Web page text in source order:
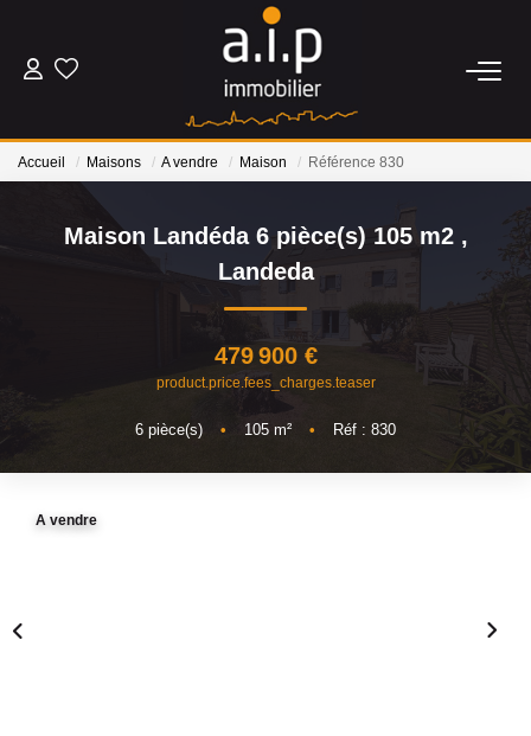
ACHETER
ESTIMER
BIENS VENDUS
Accueil Maisons A vendre Maison Référence 830
Maison Landéda 6 pièce(s) 105 m2 ,
Landeda
479 900 €
product.price.fees_charges.teaser
6 pièce(s) • 105 m² • Réf : 830
A vendre